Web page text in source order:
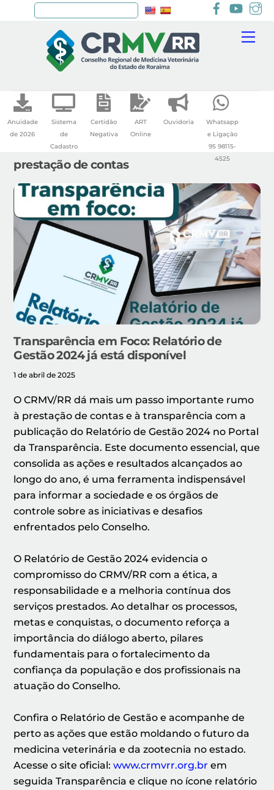
Anuidade
de 2026
Sistema
de
Cadastro
Certidão
Negativa
ART
Online
Ouvidoria
Whatsapp
e Ligação
95 98115-
4525
prestação de contas
Transparência em Foco: Relatório de
Gestão 2024 já está disponível
1 de abril de 2025
O CRMV/RR dá mais um passo importante rumo
à prestação de contas e à transparência com a
publicação do Relatório de Gestão 2024 no Portal
da Transparência. Este documento essencial, que
consolida as ações e resultados alcançados ao
longo do ano, é uma ferramenta indispensável
para informar a sociedade e os órgãos de
controle sobre as iniciativas e desafios
enfrentados pelo Conselho.
O Relatório de Gestão 2024 evidencia o
compromisso do CRMV/RR com a ética, a
responsabilidade e a melhoria contínua dos
serviços prestados. Ao detalhar os processos,
metas e conquistas, o documento reforça a
importância do diálogo aberto, pilares
fundamentais para o fortalecimento da
confiança da população e dos profissionais na
atuação do Conselho.
Confira o Relatório de Gestão e acompanhe de
perto as ações que estão moldando o futuro da
medicina veterinária e da zootecnia no estado.
Acesse o site oficial:www.crmvrr.org.br em
seguida Transparência e clique no ícone relatório